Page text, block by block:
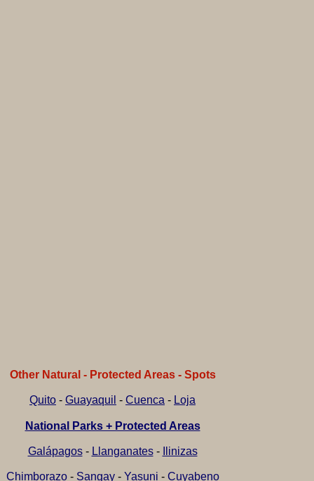
Other Natural - Protected Areas - Spots
Quito - Guayaquil - Cuenca - Loja
National Parks + Protected Areas
Galápagos- Llanganates- Ilinizas
Chimborazo- Sangay- Yasuni - Cuyabeno